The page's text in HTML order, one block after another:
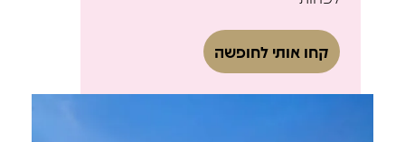
קחו אותי לחופשה